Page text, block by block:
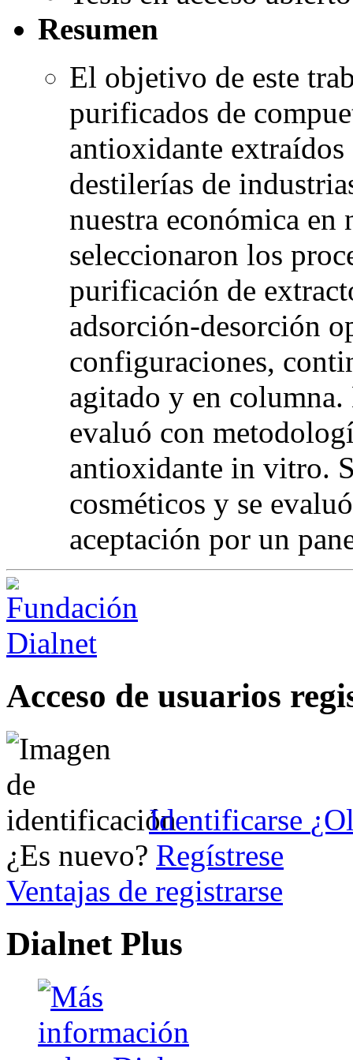
Resumen
El objetivo de este
purificados de
antioxidante extraídos
destilerías de
nuestra económica en
seleccionaron los
purificación de
adsorción-desorción
configuraciones,
agitado y en
evaluó con
antioxidante in vitro.
cosméticos y se
aceptación por un
Acceso de usuarios
Identificarse
¿Es nuevo? Regístrese
Ventajas de registrarse
Dialnet Plus